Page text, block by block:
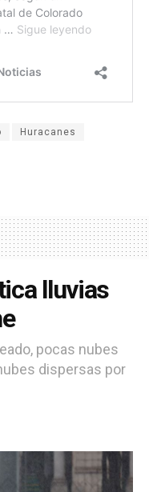
Huracanes
lluvias
pocas nubes
dispersas por